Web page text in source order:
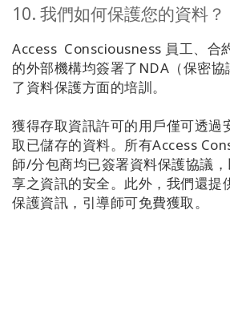
10. 我們如何保護您的資料？
Access Consciousness 員工、合
的外部機構均簽署了NDA（保密
了資料保護方面的培訓。
獲得存取資訊許可的用戶僅可透過
取已儲存的資料。所有Access
師/分包商均已簽署資料保護協議
享之資訊的安全。此外，我們還提
保護資訊，引導師可免費獲取。